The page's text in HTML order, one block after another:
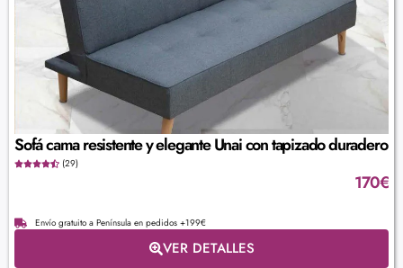
Sofá cama resistente y elegante Unai con tapizado duradero
(29)
170€
Envío gratuito a Península en pedidos +199€
VER DETALLES